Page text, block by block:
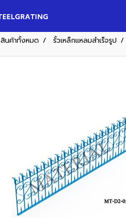
สินค้าทั้งหมด รั้วเหล็กแหลมสำเร็จรูป